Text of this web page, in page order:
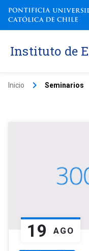
Instituto de
Inicio keyboard_arrow_right Seminarios
19 AGO